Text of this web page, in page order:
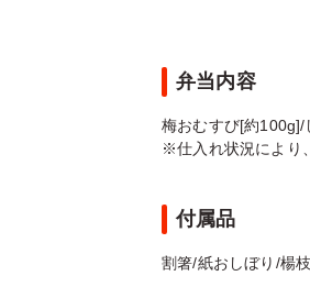
弁当内容
梅おむすび[約100g]/
※仕入れ状況により
付属品
割箸/紙おしぼり/楊枝